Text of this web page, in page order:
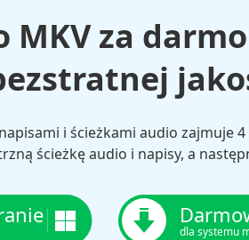
MKV za
i ścieżkami audio zajmuje
ścieżkę audio i napisy, a
dla systemu